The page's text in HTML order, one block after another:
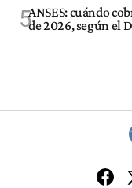
5ANSES: cuándo
de 2026, según el